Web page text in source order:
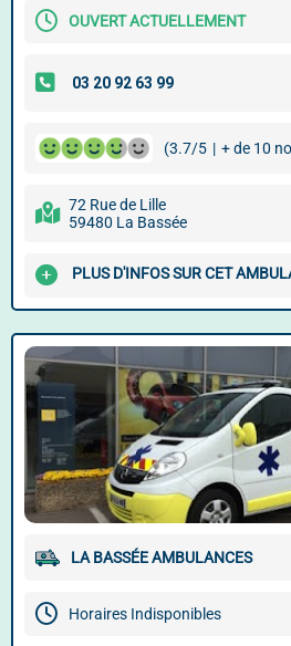
OUVERT ACTUELLEMENT
(3.7/5 | + de 10
72 Rue de Lille
59480 La Bassée
PLUS D'INFOS SUR CET
LA BASSÉE AMBULANCES
Horaires Indisponibles